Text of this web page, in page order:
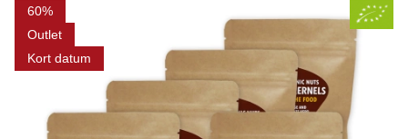
60
Outlet
Kort datum
Produktbilder Aprikoskärnor Söta EKO 1kg x 6 paket